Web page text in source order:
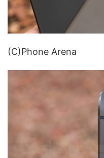
(C)Phone Arena